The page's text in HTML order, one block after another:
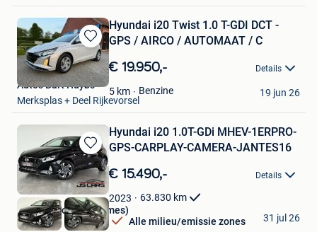
Bewaren
in
Mijn
Favorieten
Hyundai i20 Twist 1.0 T-GDI DCT -
GPS / AIRCO / AUTOMAAT / C
€ 19.950,- Details
5 km Benzine
Auto's Bart Huybs
Merksplas + Deel Rijkevorsel
19 jun 26
Bewaren
in
Mijn
Favorieten
Hyundai i20 1.0T-GDi MHEV-1ERPRO-
GPS-CARPLAY-CAMERA-JANTES16
€ 15.490,- Details
2023 63.830 km
Alle milieu/emissie zones
JS Cars Mons (Cuesmes)
Cuesmes
31 jul 26